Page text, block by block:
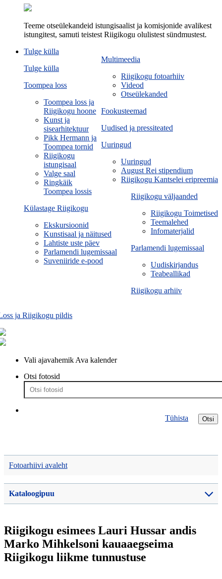
Teeme otseülekandeid istungisaalist ja komisjonide avalikest
istungitest, samuti teistest Riigikogu olulistest sündmustest.
Multimeedia
Riigikogu fotoarhiiv
Videod
Otseülekanded
Fookusteemad
Uudised ja pressiteated
Uuringud
Uuringud
August Rei stipendium
Riigikogu Kantselei eripreemia
Riigikogu väljaanded
Riigikogu Toimetised
Teemalehed
Infomaterjalid
Parlamendi lugemissaal
Uudiskirjandus
Teabeallikad
Riigikogu arhiiv
Tulge külla
Tulge külla
Toompea loss
Toompea loss ja
Riigikogu hoone
Kunst ja
sisearhitektuur
Pikk Hermann ja
Toompea tornid
Riigikogu
istungisaal
Valge saal
Ringkäik
Toompea lossis
Külastage Riigikogu
Ekskursioonid
Kunstisaal ja näitused
Lahtiste uste päev
Parlamendi lugemissaal
Suveniiride e-pood
ja Riigikogu pildis
Vali ajavahemik Ava kalender
Otsi fotosid
Otsi
Tühista
Fotoarhiivi avaleht
Kataloogipuu
Riigikogu esimees Lauri Hussar andis
Marko Mihkelsoni kauaaegseima
Riigikogu liikme tunnustuse